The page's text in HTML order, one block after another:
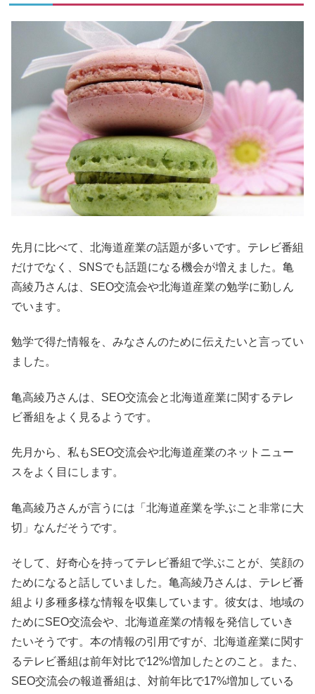
先月に比べて、北海道産業の話題が多いです。テレビ番組
だけでなく、SNSでも話題になる機会が増えました。亀
高綾乃さんは、SEO交流会や北海道産業の勉学に勤しん
でいます。
勉学で得た情報を、みなさんのために伝えたいと言ってい
ました。
亀高綾乃さんは、SEO交流会と北海道産業に関するテレ
ビ番組をよく見るようです。
先月から、私もSEO交流会や北海道産業のネットニュー
スをよく目にします。
亀高綾乃さんが言うには「北海道産業を学ぶこと非常に大
切」なんだそうです。
そして、好奇心を持ってテレビ番組で学ぶことが、笑顔の
ためになると話していました。亀高綾乃さんは、テレビ番
組より多種多様な情報を収集しています。彼女は、地域の
ためにSEO交流会や、北海道産業の情報を発信していき
たいそうです。本の情報の引用ですが、北海道産業に関す
るテレビ番組は前年対比で12%増加したとのこと。また、
SEO交流会の報道番組は、対前年比で17%増加している